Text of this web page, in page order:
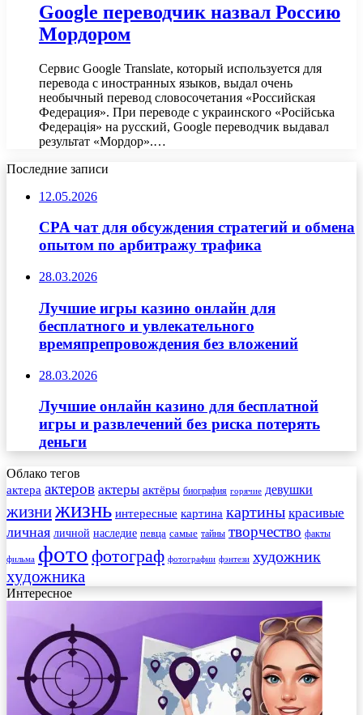
Google переводчик назвал Россию
Мордором
Сервис Google Translate, который используется для
перевода с иностранных языков, выдал очень
необычный перевод словосочетания «Российская
Федерация». При переводе с украинского «Російська
Федерація» на русский, Google переводчик выдавал
результат «Мордор».…
Последние записи
12.05.2026
CPA чат для обсуждения стратегий и обмена
опытом по арбитражу трафика
28.03.2026
Лучшие игры казино онлайн для
бесплатного и увлекательного
времяпрепровождения без вложений
28.03.2026
Лучшие онлайн казино для бесплатной
игры и развлечений без риска потерять
деньги
Облако тегов
актера актеров актеры актёры биография горячие девушки
жизнижизнь интересные картина картины красивые
личная личной наследие певца самые тайны творчество факты
фильма фото фотограф фотографии фэнтези художник
художника
Интересное